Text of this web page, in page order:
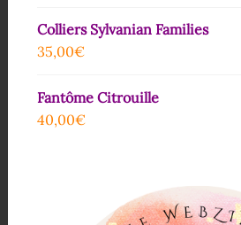
Colliers Sylvanian Families
35,00€
Fantôme Citrouille
40,00€